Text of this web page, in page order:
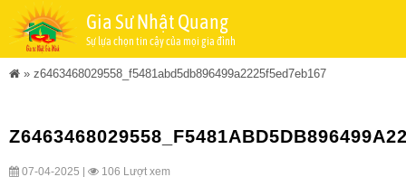
Gia Sư Nhật Quang
Sự lựa chọn tin cậy của mọi gia đình
» z6463468029558_f5481abd5db896499a2225f5ed7eb167
07-04-2025 | 106 Lượt xem